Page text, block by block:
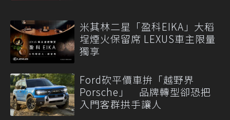
米其林二星「盈科EIKA」大稻
埕煙火保留席 LEXUS車主限量
獨享
Ford砍平價車拚「越野界
Porsche」 品牌轉型卻恐把
入門客群拱手讓人